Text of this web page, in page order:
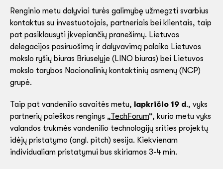
Renginio metu dalyviai turės galimybę užmegzti svarbius
kontaktus su investuotojais, partneriais bei klientais, taip
pat pasiklausyti įkvepiančių pranešimų. Lietuvos
delegacijos pasiruošimą ir dalyvavimą palaiko Lietuvos
mokslo ryšių biuras Briuselyje (LINO biuras) bei Lietuvos
mokslo tarybos Nacionalinių kontaktinių asmenų (NCP)
grupė.
Taip pat vandenilio savaitės metu, lapkričio 19 d., vyks
partnerių paieškos renginys „TechForum“, kurio metu vyks
valandos trukmės vandenilio technologijų srities projektų
idėjų pristatymo (angl. pitch) sesija. Kiekvienam
individualiam pristatymui bus skiriamos 3-4 min.